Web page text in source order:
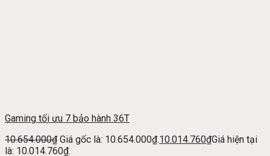
Gaming tối ưu 7 bảo hành 36T
10.654.000₫ Giá gốc là: 10.654.000₫.10.014.760₫Giá hiện tại
là: 10.014.760₫.